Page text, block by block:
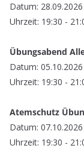
Datum: 28.09.2026
Uhrzeit: 19:30 -
Übungsabend
Datum: 05.10.2026
Uhrzeit: 19:30 -
Atemschutz
Datum: 07.10.2026
Uhrzeit: 19:30 -